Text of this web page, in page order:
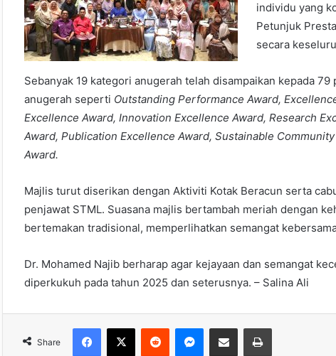
individu yang
Petunjuk
secara
Sebanyak 19 kategori anugerah telah disampaikan kepada
anugerah seperti Outstanding Performance Award,
Excellence Award, Innovation Excellence Award, Research
Award, Publication Excellence Award, Sustainable
Award.
Majlis turut diserikan dengan Aktiviti Kotak Beracun serta
penjawat STML. Suasana majlis bertambah meriah dengan
bertemakan tradisional, memperlihatkan semangat
Dr. Mohamed Najib berharap agar kejayaan dan semangat
diperkukuh pada tahun 2025 dan seterusnya. – Salina Ali
Share